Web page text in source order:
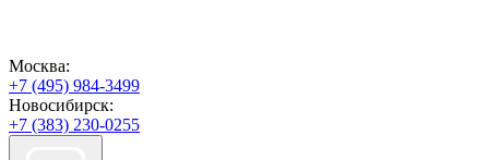
Москва:
+7 (495) 984-3499
Новосибирск:
+7 (383) 230-0255